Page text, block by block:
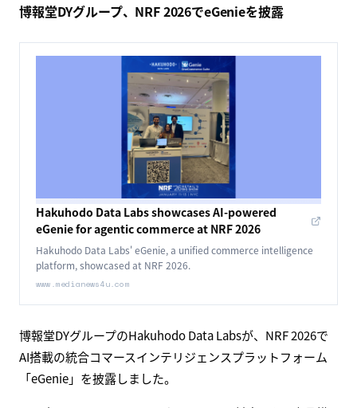
博報堂DYグループ、NRF 2026でeGenieを披露
Hakuhodo Data Labs showcases AI-powered
eGenie for agentic commerce at NRF 2026
Hakuhodo Data Labs' eGenie, a unified commerce intelligence
platform, showcased at NRF 2026.
www.medianews4u.com
博報堂DYグループのHakuhodo Data Labsが、NRF 2026で
AI搭載の統合コマースインテリジェンスプラットフォーム
「eGenie」を披露しました。